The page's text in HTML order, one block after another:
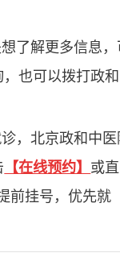
了解更多信息，
也可以拨打政和
，北京政和中医
【在线预约】 或直
前挂号，优先就